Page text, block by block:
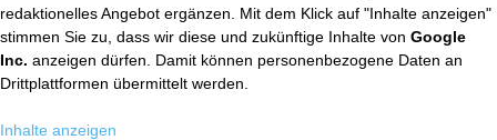
redaktionelles Angebot ergänzen. Mit dem Klick auf "Inhalte anzeigen"
stimmen Sie zu, dass wir diese und zukünftige Inhalte von Google
Inc. anzeigen dürfen. Damit können personenbezogene Daten an
Drittplattformen übermittelt werden.
Inhalte anzeigen